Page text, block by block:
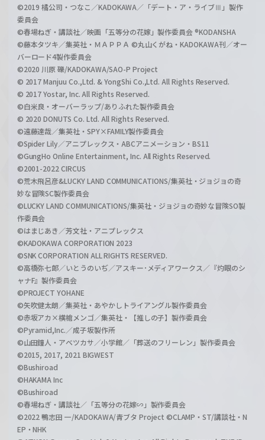
©2019 橘公司・つなこ／KADOKAWA／「デート・ア・ライブⅢ」製作
委員会
©春場ねぎ・講談社／映画「五等分の花嫁」製作委員会 ®KODANSHA
©藤本タツキ／集英社・ＭＡＰＰＡ ©丸山くがね・KADOKAWA刊／オー
バーロード4製作委員会
©2020 川原 礫/KADOKAWA/SAO-P Project
© 2017 Manjuu Co.,Ltd. & YongShi Co.,Ltd. All Rights Reserved.
© 2017 Yostar, Inc. All Rights Reserved.
©白米良・オーバーラップ/ありふれた製作委員会
© 2020 DONUTS Co. Ltd. All Rights Reserved.
©遠藤達哉／集英社・SPY×FAMILY製作委員会
©Spider Lily／アニプレックス・ABCアニメーション・BS11
©GungHo Online Entertainment, Inc. All Rights Reserved.
©2001-2022 CIRCUS
©荒木飛呂彦&LUCKY LAND COMMUNICATIONS/集英社・ジョジョの奇
妙な冒険SC製作委員会
©LUCKY LAND COMMUNICATIONS/集英社・ジョジョの奇妙な冒険SO製
作委員会
©はまじあき／芳文社・アニプレックス
©KADOKAWA CORPORATION 2023
©SNK CORPORATION ALL RIGHTS RESERVED.
©高橋弥七郎／いとうのいぢ／アスキー･メディアワークス／『灼眼のシ
ャナF』製作委員会
©PROJECT YOHANE
©矢吹健太朗／集英社・あやかしトライアングル製作委員会
©赤坂アカ×横槍メンゴ／集英社・【推しの子】製作委員会
©Pyramid,Inc.／成子坂製作所
©山田鐘人・アベツカサ／小学館／「葬送のフリーレン」製作委員会
©2015, 2017, 2021 BIGWEST
©Bushiroad
©HAKAMA Inc
©Bushiroad
©春場ねぎ・講談社／「五等分の花嫁∽」製作委員会
©2022 鴨志田 一/KADOKAWA/青ブタ Project ©CLAMP・ST/講談社・N
EP・NHK